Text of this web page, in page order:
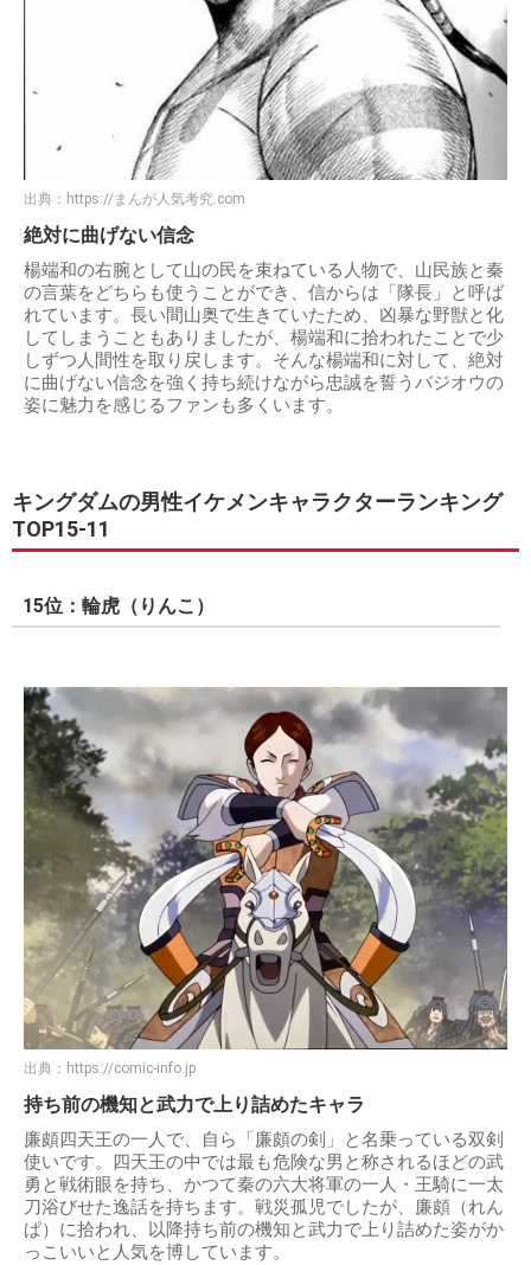
出典： https://まんが人気考究.com
絶対に曲げない信念
楊端和の右腕として山の民を束ねている人物で、山民族と秦
の言葉をどちらも使うことができ、信からは「隊長」と呼ば
れています。長い間山奥で生きていたため、凶暴な野獣と化
してしまうこともありましたが、楊端和に拾われたことで少
しずつ人間性を取り戻します。そんな楊端和に対して、絶対
に曲げない信念を強く持ち続けながら忠誠を誓うバジオウの
姿に魅力を感じるファンも多くいます。
キングダムの男性イケメンキャラクターランキング
TOP15-11
15位：輪虎（りんこ）
出典： https://comic-info.jp
持ち前の機知と武力で上り詰めたキャラ
廉頗四天王の一人で、自ら「廉頗の剣」と名乗っている双剣
使いです。四天王の中では最も危険な男と称されるほどの武
勇と戦術眼を持ち、かつて秦の六大将軍の一人・王騎に一太
刀浴びせた逸話を持ちます。戦災孤児でしたが、廉頗（れん
ぱ）に拾われ、以降持ち前の機知と武力で上り詰めた姿がか
っこいいと人気を博しています。